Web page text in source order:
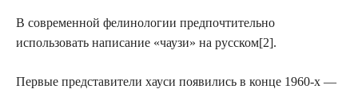
В современной фелинологии предпочтительно
использовать написание «чаузи» на русском[2].
Первые представители хауси появились в конце 1960-х —